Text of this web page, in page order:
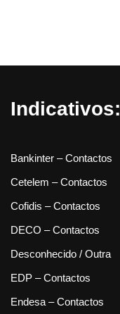
Indicativos:
Bankinter – Contactos
Cetelem – Contactos
Cofidis – Contactos
DECO – Contactos
Desconhecido / Outra
EDP – Contactos
Endesa – Contactos